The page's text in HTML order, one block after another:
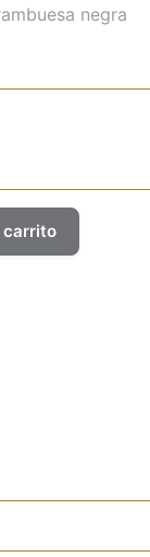
negra
carrito